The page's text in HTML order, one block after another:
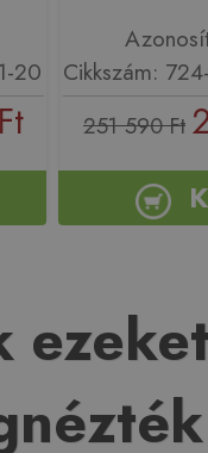
20
Cikkszám:
251 590 Ft